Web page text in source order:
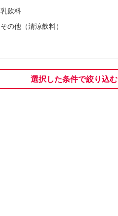
乳飲料
その他（清涼飲料）
選択した条件で絞り込む